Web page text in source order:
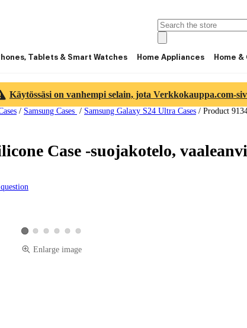
Tablets & Smart Watches Home Appliances Home
Käytössäsi on vanhempi selain, jota Verkkokauppa.com-
/ Samsung Cases / Samsung Galaxy S24 Ultra Cases / Product
Case -suojakotelo,
View product image 1
View product image 2
View product image 3
View product image 4
View product image 5
View product image 6
Enlarge image